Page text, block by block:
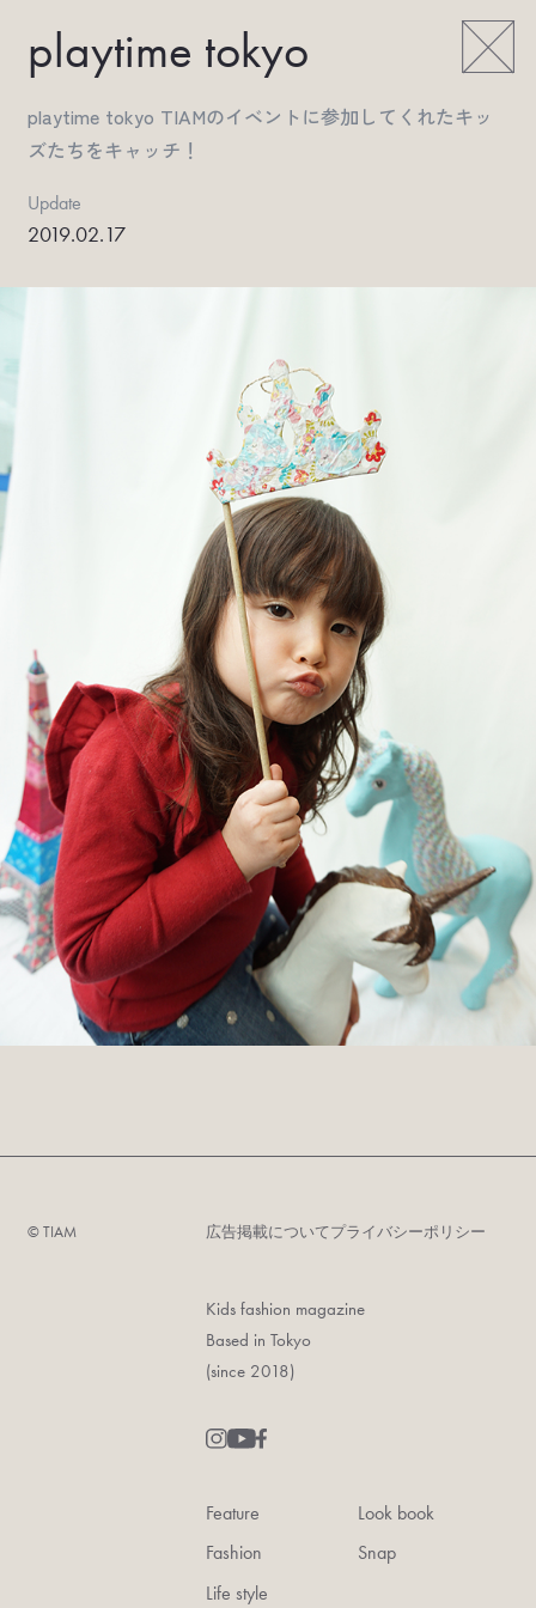
playtime tokyo
playtime tokyo TIAMのイベントに参加してくれたキッ
ズたちをキャッチ！
Update
2019.02.17
©︎ TIAM 広告掲載についてプライバシーポリシー
Kids fashion magazine
Based in Tokyo
(since 2018)
Feature
Fashion
Life style
Look book
Snap